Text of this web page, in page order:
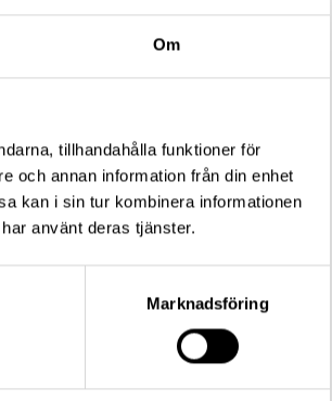
Om
tillhandahålla funktioner för
och annan information från din enhet
kan i sin tur kombinera informationen
använt deras tjänster.
Marknadsföring
kallade Skelleftesjukan.